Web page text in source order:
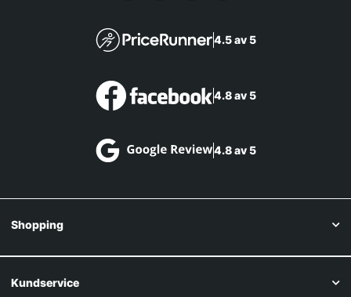
4.5 av 5
4.8 av 5
4.8 av 5
Shopping
Kundservice